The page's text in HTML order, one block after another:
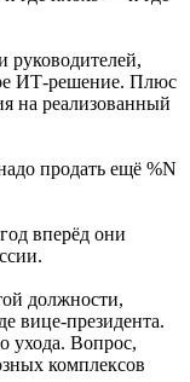
руководителей,
ИТ-решение. Плюс
на реализованный
продать ещё %N
вперёд они
должности,
вице-президента.
ухода. Вопрос,
комплексов